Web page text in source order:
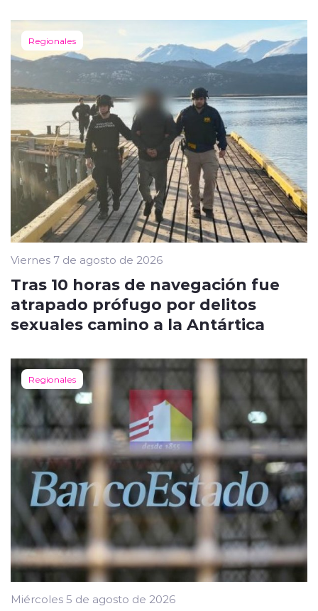
Regionales
Viernes 7 de agosto de 2026
Tras 10 horas de navegación fue
atrapado prófugo por delitos
sexuales camino a la Antártica
Regionales
Miércoles 5 de agosto de 2026